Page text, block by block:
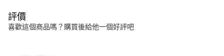
評價
喜歡這個商品嗎？購買後給他一個好評吧